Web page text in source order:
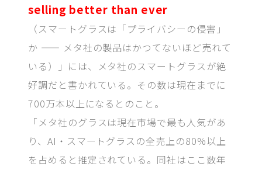
selling better than ever
（スマートグラスは「プライバシーの侵害」
か —— メタ社の製品はかつてないほど売れて
いる）」には、メタ社のスマートグラスが絶
好調だと書かれている。その数は現在までに
700万本以上になるとのこと。
「メタ社のグラスは現在市場で最も人気があ
り、AI・スマートグラスの全売上の80%以上
を占めると推定されている。同社はここ数年